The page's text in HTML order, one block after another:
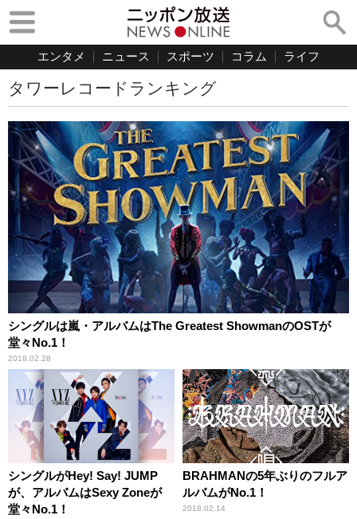
エンタメ ニュース スポーツ コラム ライフ
タワーレコードランキング
シングルは嵐・アルバムはThe Greatest ShowmanのOSTが
堂々No.1！
2018.02.28
シングルがHey! Say! JUMP
が、アルバムはSexy Zoneが
堂々No.1！
BRAHMANの5年ぶりのフルア
ルバムがNo.1！
2018.02.14